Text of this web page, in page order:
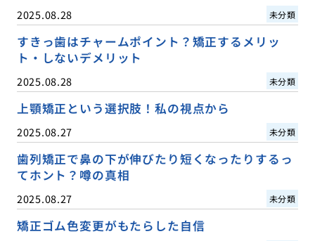
2025.08.28 未分類
すきっ歯はチャームポイント？矯正するメリッ
ト・しないデメリット
2025.08.28 未分類
上顎矯正という選択肢！私の視点から
2025.08.27 未分類
歯列矯正で鼻の下が伸びたり短くなったりするっ
てホント？噂の真相
2025.08.27 未分類
矯正ゴム色変更がもたらした自信